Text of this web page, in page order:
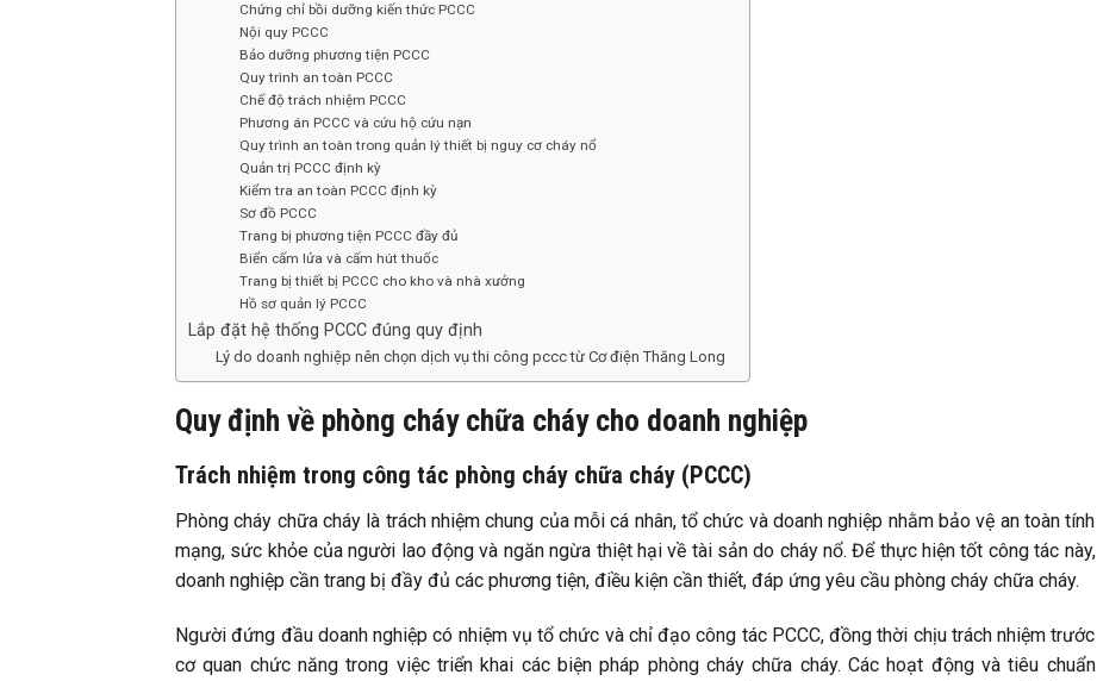
Chứng chỉ bồi dưỡng kiến thức PCCC
Nội quy PCCC
Bảo dưỡng phương tiện PCCC
Quy trình an toàn PCCC
Chế độ trách nhiệm PCCC
Phương án PCCC và cứu hộ cứu nạn
Quy trình an toàn trong quản lý thiết bị nguy cơ cháy nổ
Quản trị PCCC định kỳ
Kiểm tra an toàn PCCC định kỳ
Sơ đồ PCCC
Trang bị phương tiện PCCC đầy đủ
Biển cấm lửa và cấm hút thuốc
Trang bị thiết bị PCCC cho kho và nhà xưởng
Hồ sơ quản lý PCCC
Lắp đặt hệ thống PCCC đúng quy định
Lý do doanh nghiệp nên chọn dịch vụ thi công pccc từ Cơ điện Thăng Long
Quy định về phòng cháy chữa cháy cho doanh nghiệp
Trách nhiệm trong công tác phòng cháy chữa cháy (PCCC)
Phòng cháy chữa cháy là trách nhiệm chung của mỗi cá nhân, tổ chức và doanh nghiệp nhằm bảo vệ an toàn tính
mạng, sức khỏe của người lao động và ngăn ngừa thiệt hại về tài sản do cháy nổ. Để thực hiện tốt công tác này,
doanh nghiệp cần trang bị đầy đủ các phương tiện, điều kiện cần thiết, đáp ứng yêu cầu phòng cháy chữa cháy.
Người đứng đầu doanh nghiệp có nhiệm vụ tổ chức và chỉ đạo công tác PCCC, đồng thời chịu trách nhiệm trước
cơ quan chức năng trong việc triển khai các biện pháp phòng cháy chữa cháy. Các hoạt động và tiêu chuẩn